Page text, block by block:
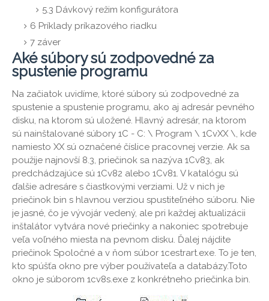
5.3 Dávkový režim konfigurátora
6 Príklady príkazového riadku
7 záver
Aké súbory sú zodpovedné za
spustenie programu
Na začiatok uvidíme, ktoré súbory sú zodpovedné za
spustenie a spustenie programu, ako aj adresár pevného
disku, na ktorom sú uložené. Hlavný adresár, na ktorom
sú nainštalované súbory 1C - C: \ Program \ 1CvXX \, kde
namiesto XX sú označené číslice pracovnej verzie. Ak sa
použije najnovší 8.3, priečinok sa nazýva 1Cv83, ak
predchádzajúce sú 1Cv82 alebo 1Cv81. V katalógu sú
ďalšie adresáre s čiastkovými verziami. Už v nich je
priečinok bin s hlavnou verziou spustiteľného súboru. Nie
je jasné, čo je vývojár vedený, ale pri každej aktualizácii
inštalátor vytvára nové priečinky a nakoniec spotrebuje
veľa voľného miesta na pevnom disku. Ďalej nájdite
priečinok Spoločné a v ňom súbor 1cestrart.exe. To je ten,
kto spúšťa okno pre výber používateľa a databázy.Toto
okno je súborom 1cv8s.exe z konkrétneho priečinka bin.